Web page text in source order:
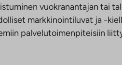
vuokranantajan tai
markkinointiluvat ja -
palvelutoimenpiteisiin